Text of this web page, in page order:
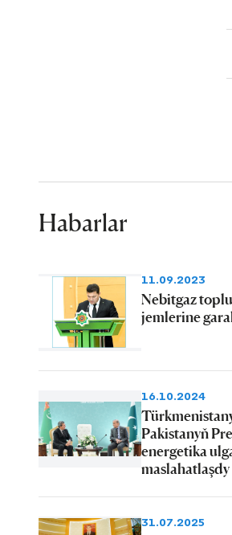
Habarlar
11.09.2023
Nebitgaz
jemlerine
16.10.2024
Pakistanyň
energetika
maslahatlaşdy
31.07.2025